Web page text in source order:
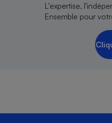
L'expertise,
Ensemble pour